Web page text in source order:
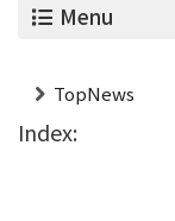
Menu
TopNews
Index: